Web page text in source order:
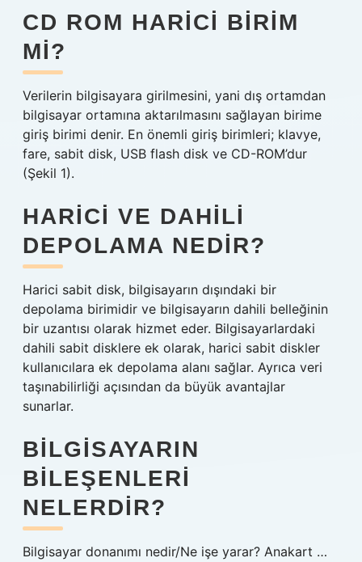
CD ROM HARICI BIRIM
MI?
Verilerin bilgisayara girilmesini, yani dış ortamdan
bilgisayar ortamına aktarılmasını sağlayan birime
giriş birimi denir. En önemli giriş birimleri; klavye,
fare, sabit disk, USB flash disk ve CD-ROM’dur
(Şekil 1).
HARICI VE DAHILI
DEPOLAMA NEDIR?
Harici sabit disk, bilgisayarın dışındaki bir
depolama birimidir ve bilgisayarın dahili belleğinin
bir uzantısı olarak hizmet eder. Bilgisayarlardaki
dahili sabit disklere ek olarak, harici sabit diskler
kullanıcılara ek depolama alanı sağlar. Ayrıca veri
taşınabilirliği açısından da büyük avantajlar
sunarlar.
BILGISAYARIN
BILEŞENLERI
NELERDIR?
Bilgisayar donanımı nedir/Ne işe yarar? Anakart …